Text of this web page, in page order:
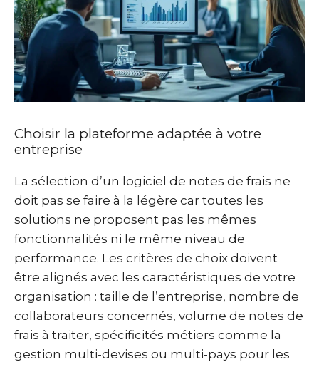
Choisir la plateforme adaptée à votre
entreprise
La sélection d’un logiciel de notes de frais ne
doit pas se faire à la légère car toutes les
solutions ne proposent pas les mêmes
fonctionnalités ni le même niveau de
performance. Les critères de choix doivent
être alignés avec les caractéristiques de votre
organisation : taille de l’entreprise, nombre de
collaborateurs concernés, volume de notes de
frais à traiter, spécificités métiers comme la
gestion multi-devises ou multi-pays pour les